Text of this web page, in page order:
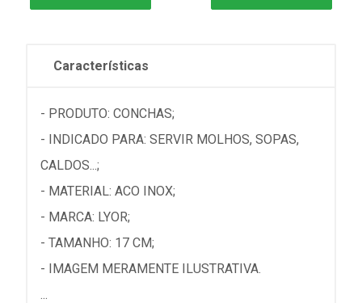
Características
- PRODUTO: CONCHAS;
- INDICADO PARA: SERVIR MOLHOS, SOPAS,
CALDOS...;
- MATERIAL: ACO INOX;
- MARCA: LYOR;
- TAMANHO: 17 CM;
- IMAGEM MERAMENTE ILUSTRATIVA.
...